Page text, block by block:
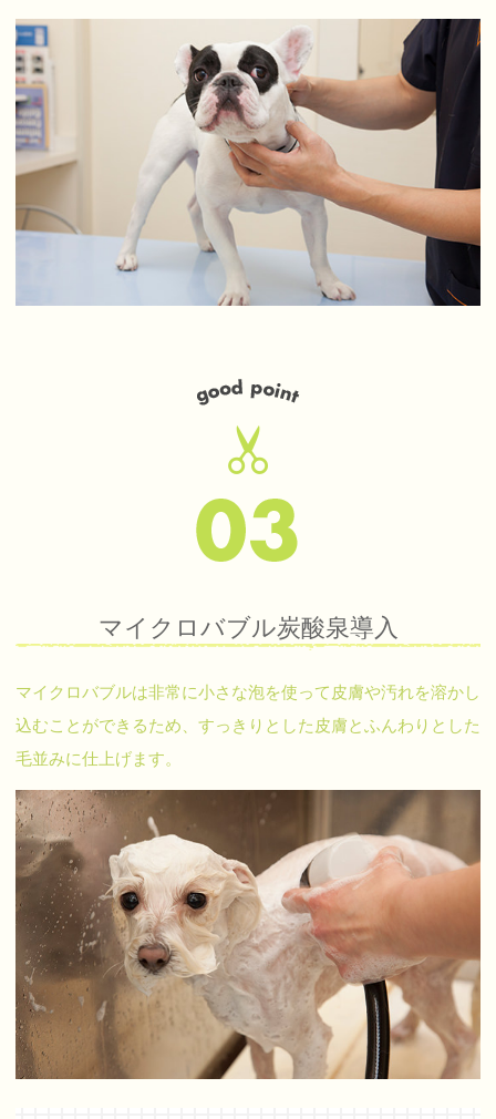
マイクロバブル炭酸泉導入
マイクロバブルは非常に小さな泡を使って皮膚や汚れを溶かし
込むことができるため、すっきりとした皮膚とふんわりとした
毛並みに仕上げます。